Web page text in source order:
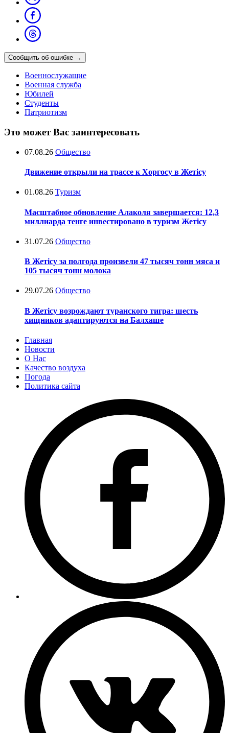
Сообщить об ошибке →
Военнослужащие
Военная служба
Юбилей
Студенты
Патриотизм
Это может Вас заинтересовать
07.08.26 Общество
Движение открыли на трассе к Хоргосу в Жетісу
01.08.26 Туризм
Масштабное обновление Алаколя завершается: 12,3
миллиарда тенге инвестировано в туризм Жетісу
31.07.26 Общество
В Жетісу за полгода произвели 47 тысяч тонн мяса и
105 тысяч тонн молока
29.07.26 Общество
В Жетісу возрождают туранского тигра: шесть
хищников адаптируются на Балхаше
Главная
Новости
О Нас
Качество воздуха
Погода
Политика сайта